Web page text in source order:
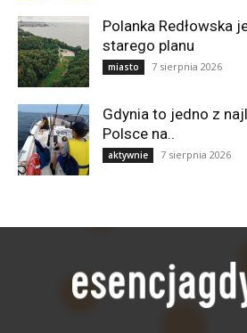
Polanka Redłowska
starego planu
miasto 7 sierpnia 2026
Gdynia to jedno z
Polsce na..
aktywnie 7 sierpnia 2026